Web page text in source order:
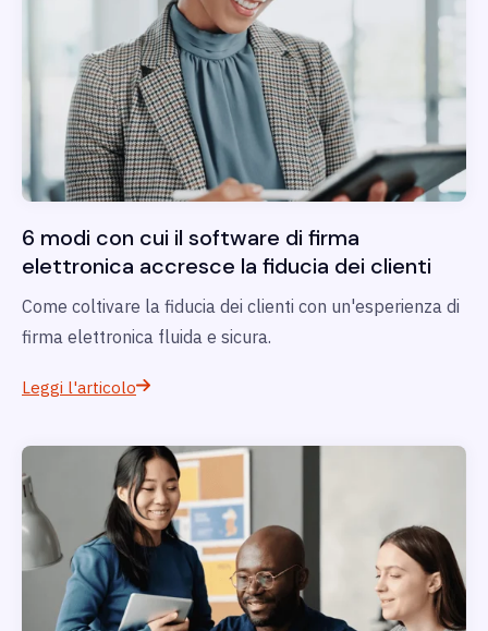
6 modi con cui il software di firma
elettronica accresce la fiducia dei clienti
Come coltivare la fiducia dei clienti con un'esperienza di
firma elettronica fluida e sicura.
Leggi l'articolo